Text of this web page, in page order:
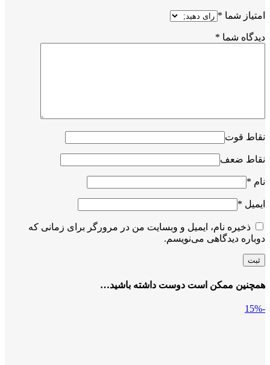
امتیاز شما *
دیدگاه شما *
نقاط قوت
نقاط ضعف
نام *
ایمیل *
ذخیره نام، ایمیل و وبسایت من در مرورگر برای زمانی که
دوباره دیدگاهی می‌نویسم.
همچنین ممکن است دوست داشته باشید…
-15%